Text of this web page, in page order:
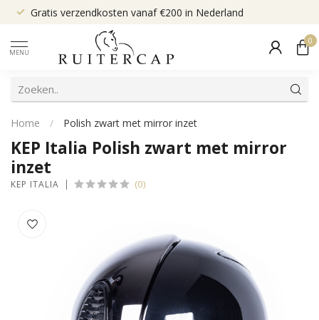
Gratis verzendkosten vanaf €200 in Nederland
MENU
0
Home / Polish zwart met mirror inzet
KEP Italia Polish zwart met mirror
inzet
KEP ITALIA (0)